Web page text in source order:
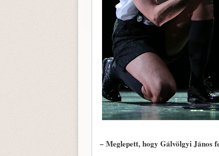
− Meglepett, hogy Gálvölgyi János